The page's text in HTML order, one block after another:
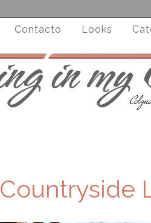
Contacto Looks
Countryside